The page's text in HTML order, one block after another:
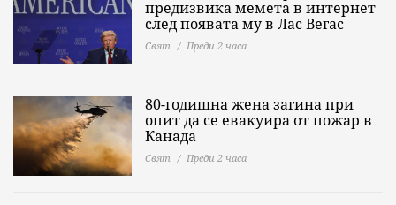
предизвика мемета в интернет
след появата му в Лас Вегас
Свят Преди 2 часа
80-годишна жена загина при
опит да се евакуира от пожар в
Канада
Свят Преди 2 часа